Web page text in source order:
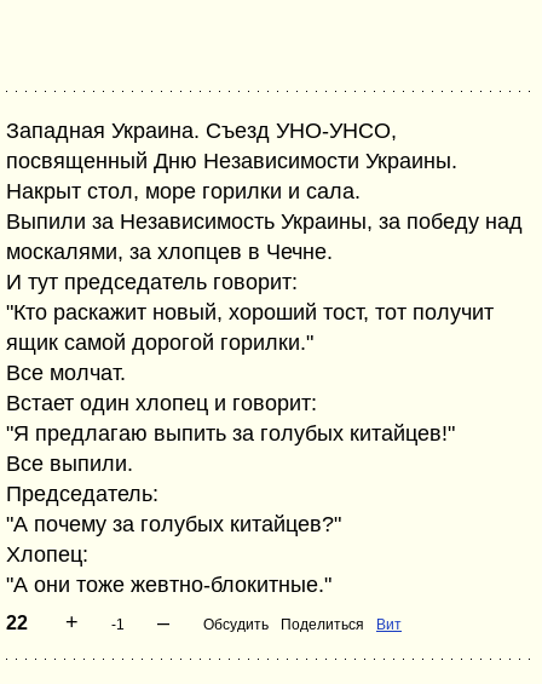
Западная Украина. Съезд УНО-УНСО,
посвященный Дню Независимости Украины.
Накрыт стол, море горилки и сала.
Выпили за Независимость Украины, за победу над
москалями, за хлопцев в Чечне.
И тут председатель говорит:
"Кто раскажит новый, хороший тост, тот получит
ящик самой дорогой горилки."
Все молчат.
Встает один хлопец и говорит:
"Я предлагаю выпить за голубых китайцев!"
Все выпили.
Председатель:
"А почему за голубых китайцев?"
Хлопец:
"А они тоже жевтно-блокитные."
22 + -1 – Обсудить Поделиться Вит